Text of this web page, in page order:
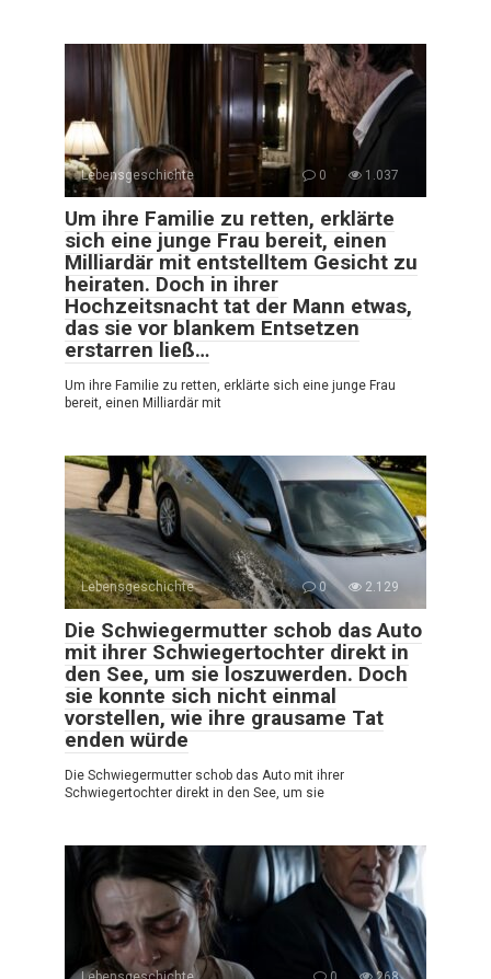
Lebensgeschichte 0 1.037
Um ihre Familie zu retten, erklärte
sich eine junge Frau bereit, einen
Milliardär mit entstelltem Gesicht zu
heiraten. Doch in ihrer
Hochzeitsnacht tat der Mann etwas,
das sie vor blankem Entsetzen
erstarren ließ…
Um ihre Familie zu retten, erklärte sich eine junge Frau
bereit, einen Milliardär mit
Lebensgeschichte 0 2.129
Die Schwiegermutter schob das Auto
mit ihrer Schwiegertochter direkt in
den See, um sie loszuwerden. Doch
sie konnte sich nicht einmal
vorstellen, wie ihre grausame Tat
enden würde
Die Schwiegermutter schob das Auto mit ihrer
Schwiegertochter direkt in den See, um sie